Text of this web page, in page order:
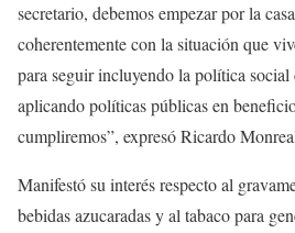
secretario, debemos empezar por la
coherentemente con la situación que
para seguir incluyendo la política
aplicando políticas públicas en
cumpliremos”, expresó Ricardo
Manifestó su interés respecto al
bebidas azucaradas y al tabaco para